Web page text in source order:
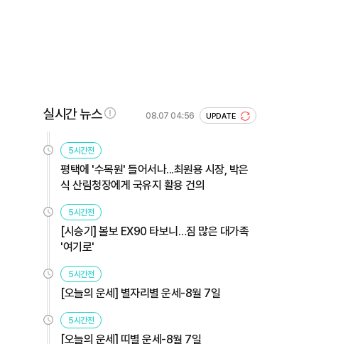
실시간 뉴스 08.07 04:56 UPDATE
5시간전
평택에 '수목원' 들어서나...최원용 시장, 박은
식 산림청장에게 국유지 활용 건의
5시간전
[시승기] 볼보 EX90 타보니…짐 많은 대가족
'여기로'
5시간전
[오늘의 운세] 별자리별 운세-8월 7일
5시간전
[오늘의 운세] 띠별 운세-8월 7일